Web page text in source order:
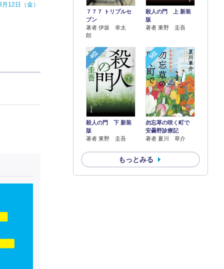
12日（金）
７７７ トリプルセ
ブン
著者 伊坂 幸太
郎
殺人の門 上 新装
版
著者 東野 圭吾
4位
殺人の門 下 新装
版
著者 東野 圭吾
5位
勿忘草の咲く町で
安曇野診療記
著者 夏川 草介
もっとみる